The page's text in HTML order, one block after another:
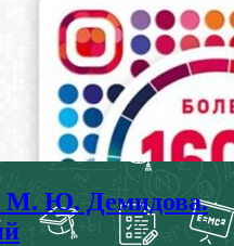
М. Ю. Демидова.